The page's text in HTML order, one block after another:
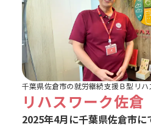
リハスワーク佐倉
千葉県佐倉市の就労継続支援Ｂ型リハ
2025年4月に千葉県佐倉市